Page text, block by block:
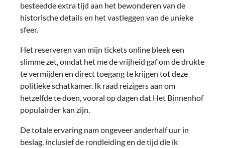
besteedde extra tijd aan het bewonderen van de
historische details en het vastleggen van de unieke
sfeer.
Het reserveren van mijn tickets online bleek een
slimme zet, omdat het me de vrijheid gaf om de drukte
te vermijden en direct toegang te krijgen tot deze
politieke schatkamer. Ik raad reizigers aan om
hetzelfde te doen, vooral op dagen dat Het Binnenhof
populairder kan zijn.
De totale ervaring nam ongeveer anderhalf uur in
beslag, inclusief de rondleiding en de tijd die ik